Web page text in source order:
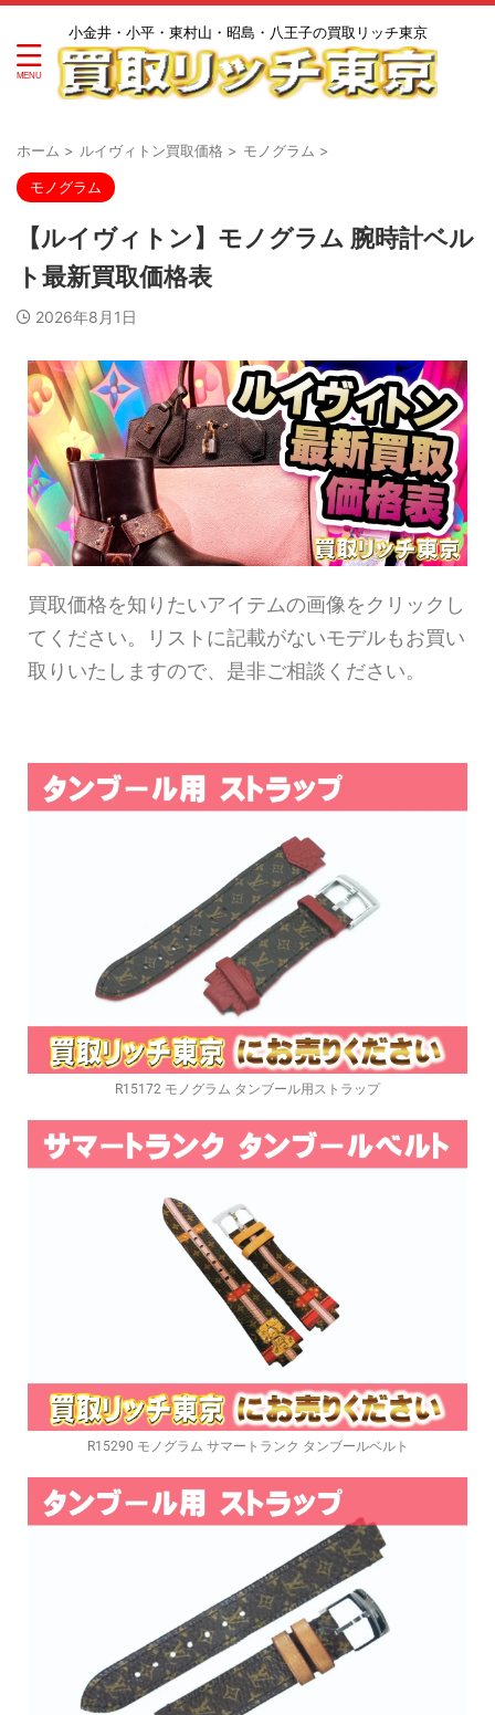
小金井・小平・東村山・昭島・八王子の買取リッチ東京
ホーム > ルイヴィトン買取価格 > モノグラム >
モノグラム
【ルイヴィトン】モノグラム 腕時計ベル
ト最新買取価格表
2026年8月1日
買取価格を知りたいアイテムの画像をクリックし
てください。リストに記載がないモデルもお買い
取りいたしますので、是非ご相談ください。
R15172 モノグラム タンブール用ストラップ
R15290 モノグラム サマートランク タンブールベルト